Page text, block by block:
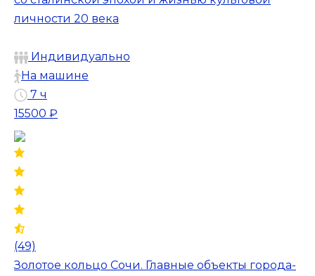
личности 20 века
Индивидуально
На машине
7 ч
15500 ₽
(49)
Золотое кольцо Сочи. Главные объекты города-